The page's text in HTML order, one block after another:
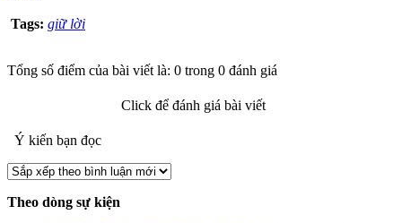
Tags: giữ lời
Tổng số điểm của bài viết là: 0 trong 0 đánh giá
Click để đánh giá bài viết
Ý kiến bạn đọc
Theo dòng sự kiện